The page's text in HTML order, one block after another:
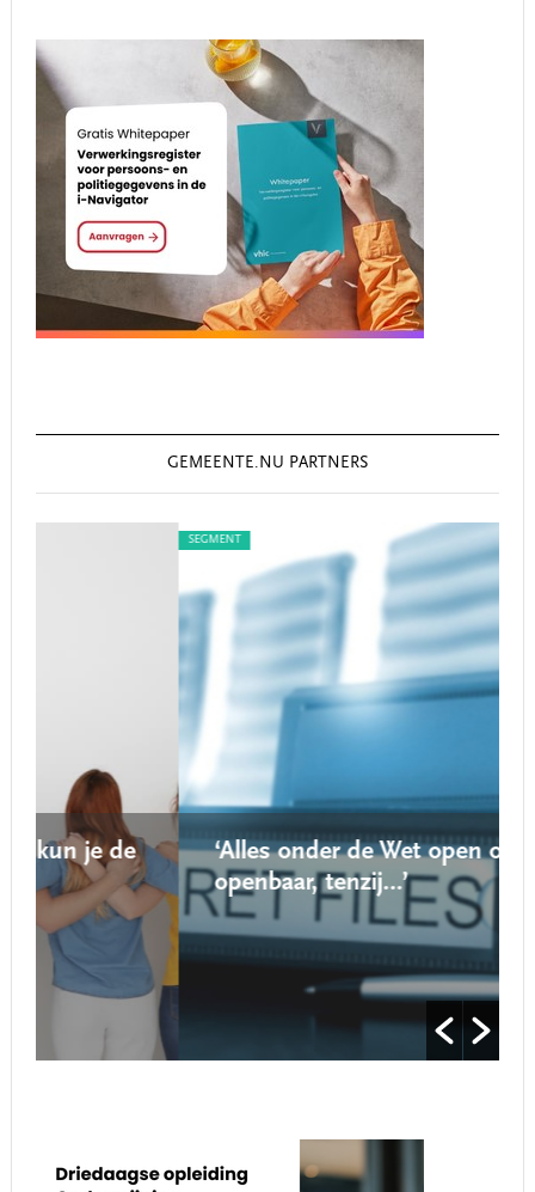
GEMEENTE.NU PARTNERS
‘Alles onder de Wet open overheid is
openbaar, tenzij…’